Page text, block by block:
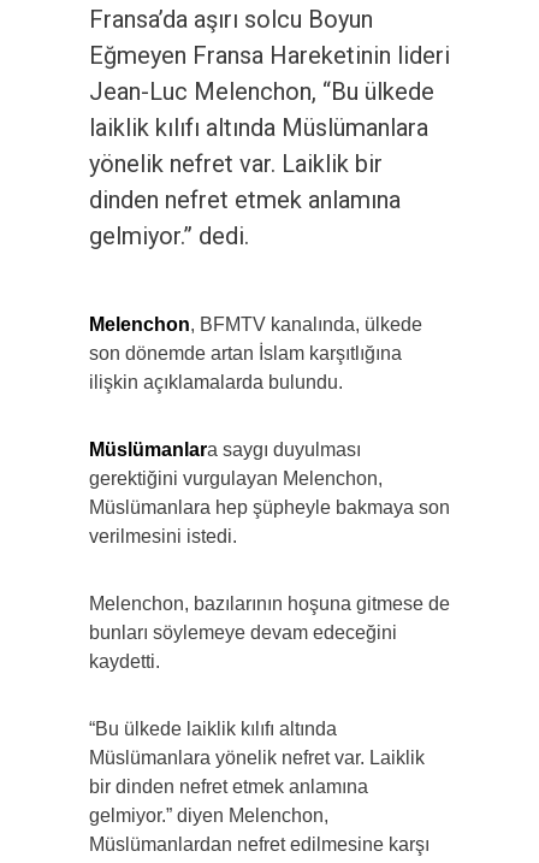
Fransa’da aşırı solcu Boyun
Eğmeyen Fransa Hareketinin lideri
Jean-Luc Melenchon, “Bu ülkede
laiklik kılıfı altında Müslümanlara
yönelik nefret var. Laiklik bir
dinden nefret etmek anlamına
gelmiyor.” dedi.
Melenchon, BFMTV kanalında, ülkede
son dönemde artan İslam karşıtlığına
ilişkin açıklamalarda bulundu.
Müslümanlara saygı duyulması
gerektiğini vurgulayan Melenchon,
Müslümanlara hep şüpheyle bakmaya son
verilmesini istedi.
Melenchon, bazılarının hoşuna gitmese de
bunları söylemeye devam edeceğini
kaydetti.
“Bu ülkede laiklik kılıfı altında
Müslümanlara yönelik nefret var. Laiklik
bir dinden nefret etmek anlamına
gelmiyor.” diyen Melenchon,
Müslümanlardan nefret edilmesine karşı